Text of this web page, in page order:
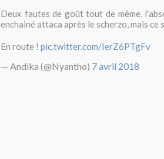
Deux fautes de goût tout de même,
enchainé attaca après le scherzo, mais
En route ! pic.twitter.com/IerZ6PTgFv
— Andika (@Nyantho) 7 avril 2018